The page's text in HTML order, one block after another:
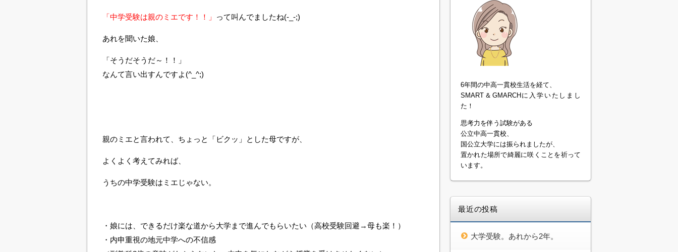
「中学受験は親のミエです！！」 って叫んでましたね(-_-;)
あれを聞いた娘、
「そうだそうだ～！！」
なんて言い出すんですよ(^_^;)
親のミエと言われて、ちょっと「ビクッ」とした母ですが、
よくよく考えてみれば、
うちの中学受験はミエじゃない。
・娘には、できるだけ楽な道から大学まで進んでもらいたい（高校受験回避→母も楽！）
・内申重視の地元中学への不信感
6年間の中高一貫校生活を経て、
SMART＆GMARCHに入学いたしまし
た！
思考力を伴う試験がある
公立中高一貫校、
国公立大学には振られましたが、
置かれた場所で綺麗に咲くことを祈って
います。
最近の投稿
大学受験。あれから2年。